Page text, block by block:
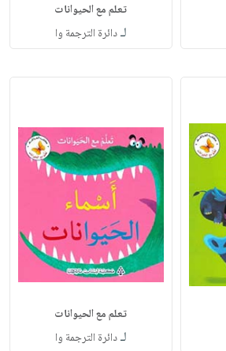
تعلم مع الحيوانات
لـدائرة الترجمة وا
تعلم مع الحيوانات
لـدائرة الترجمة وا